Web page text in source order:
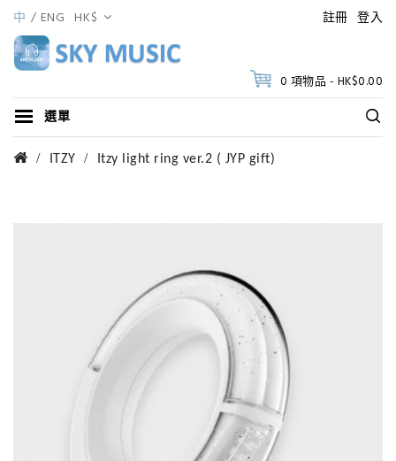
註冊 登入
中 ENG HK$
0 項物品 - HK$0.00
選單
ITZY Itzy light ring ver.2 ( JYP gift)